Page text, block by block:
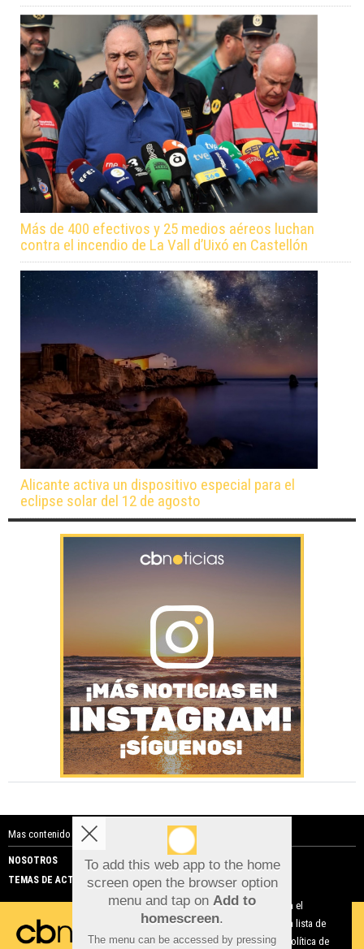
Más de 400 efectivos y 25 medios aéreos luchan
contra el incendio de La Vall d’Uixó en Castellón
Alicante activa un dispositivo especial para el
eclipse solar del 12 de agosto
Mas contenido de Costa Blanca Noticias:
NOSOTROS
PUBLICIDAD
TEMAS DE ACTUALIDAD
To add this web app to the home
screen open the browser option
menu and tap on Add to
homescreen.
The menu can be accessed by pressing
Aviso sobre el Uso de cookies:
Utilizamos cookies nuestras y de terceros para el
funcionamiento del digital. Puedes consultar la lista de
cookies y como desconectarlas. Ver nuestra Política de